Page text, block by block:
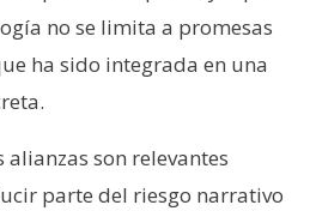
no se limita a promesas
ha sido integrada en una
alianzas son relevantes
parte del riesgo narrativo